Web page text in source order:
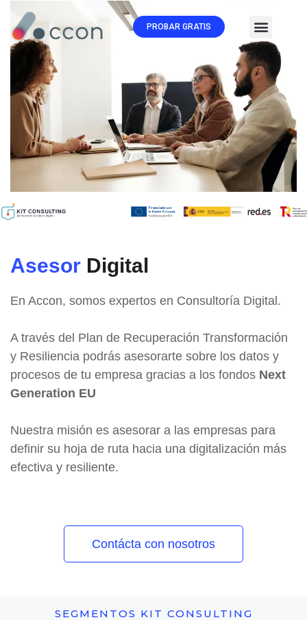
PROBAR GRATIS
Asesor Digital
En Accon, somos expertos en Consultoría Digital.
A través del Plan de Recuperación Transformación
y Resiliencia podrás asesorarte sobre los datos y
procesos de tu empresa gracias a los fondos Next
Generation EU
Nuestra misión es asesorar a las empresas para
definir su hoja de ruta hacia una digitalización más
efectiva y resiliente.
Contácta con nosotros
SEGMENTOS KIT CONSULTING